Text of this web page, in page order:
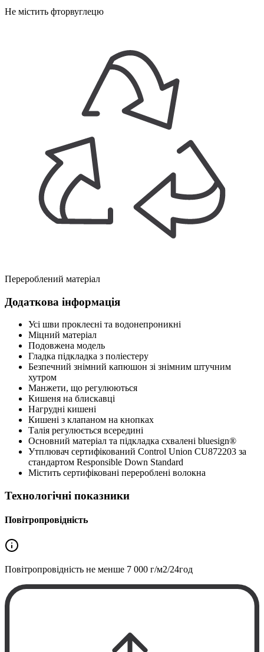
Не містить фторвуглецю
Перероблений матеріал
Додаткова інформація
Усі шви проклеєні та водонепроникні
Міцний матеріал
Подовжена модель
Гладка підкладка з поліестеру
Безпечний знімний капюшон зі знімним штучним
хутром
Манжети, що регулюються
Кишеня на блискавці
Нагрудні кишені
Кишені з клапаном на кнопках
Талія регулюється всередині
Основний матеріал та підкладка схвалені bluesign®
Утплювач сертифікований Control Union CU872203 за
стандартом Responsible Down Standard
Містить сертифіковані перероблені волокна
Технологічні показники
Повітропровідність
Повітропровідність не менше 7 000 г/м2/24год